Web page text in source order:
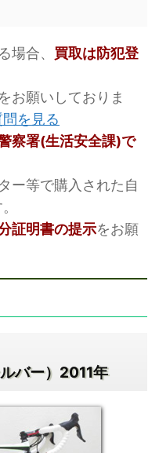
場合、 買取は防犯登
お願いしておりま
を見る
察署(生活安全課)で
ー等で購入された自
証明書の提示をお願
バー）2011年